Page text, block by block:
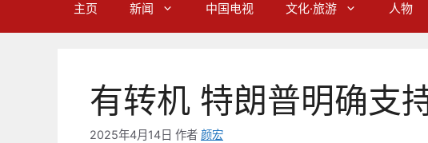
主页 新闻 中国电视 文化·旅游 人物
有转机 特朗普明确支
2025年4月14日 作者 颜宏